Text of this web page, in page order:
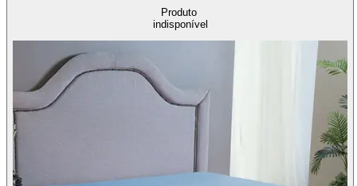
Produto
indisponível